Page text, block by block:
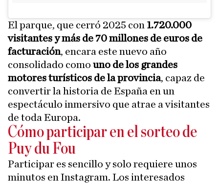
El parque, que cerró 2025 con 1.720.000
visitantes y más de 70 millones de euros de
facturación, encara este nuevo año
consolidado como uno de los grandes
motores turísticos de la provincia, capaz de
convertir la historia de España en un
espectáculo inmersivo que atrae a visitantes
de toda Europa.
Cómo participar en el sorteo de
Puy du Fou
Participar es sencillo y solo requiere unos
minutos en Instagram. Los interesados